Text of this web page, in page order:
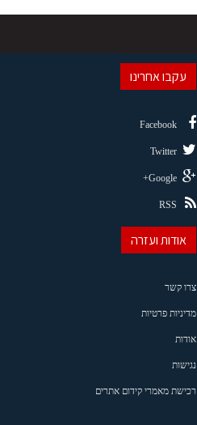
עקבו אחרינו
Facebook
Twitter
Google+
RSS
אודות ועזרה
צרו קשר
מדיניות פרטיות
אודות
נגישות
רכישת מאמרי קידום אתרים